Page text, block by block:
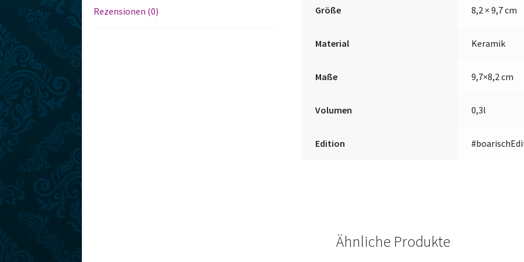
Rezensionen (0) Größe 8,2 × 9,7 cm
Material Keramik
Maße 9,7×8,2 cm
Volumen 0,3l
Edition
Ähnliche Produkte